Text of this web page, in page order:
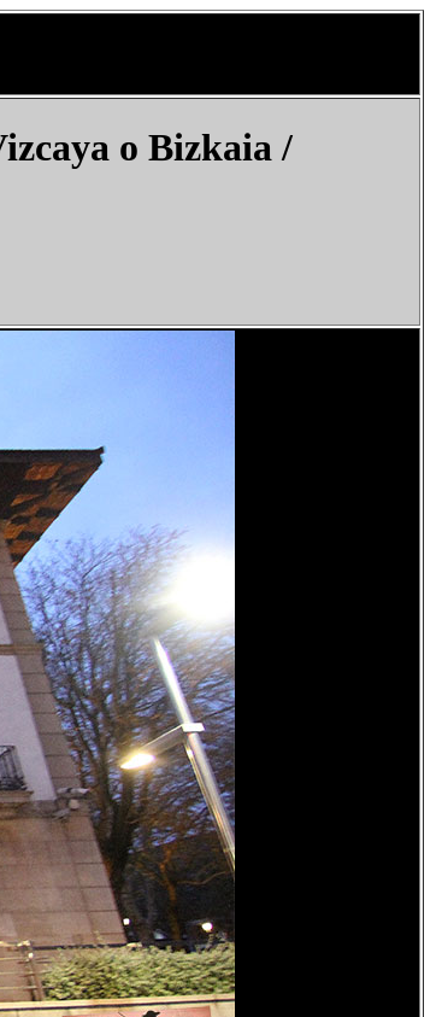
o Bizkaia /